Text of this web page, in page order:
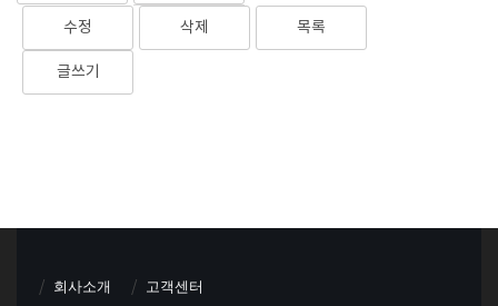
수정 삭제 목록
글쓰기
회사소개 고객센터